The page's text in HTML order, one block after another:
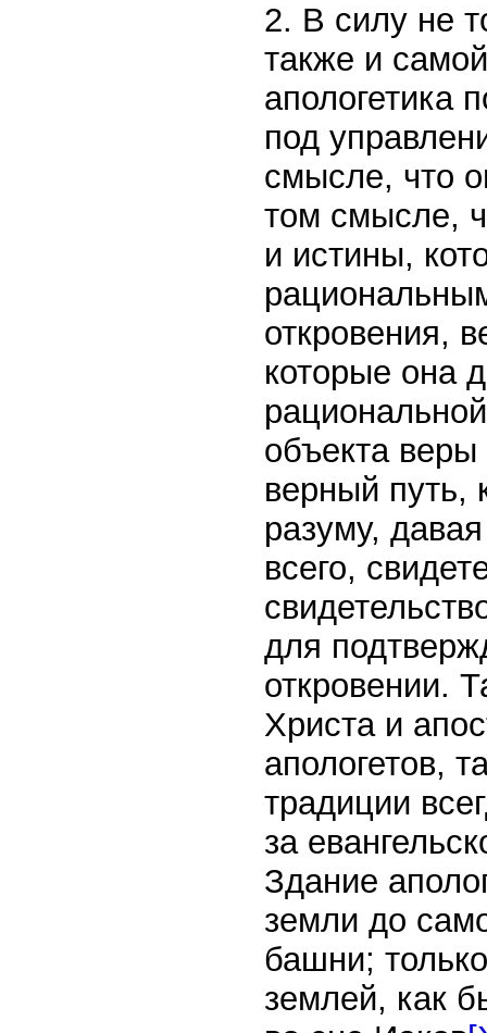
2. В силу не
также и
апологетика
под
смысле, что
том смысле,
и истины,
откровения,
которые она
объекта
верный путь,
разуму,
всего,
для
откровении.
Христа и
апологетов,
традиции
за
Здание
земли до
башни;
землей, как